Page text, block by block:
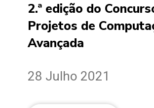
2.ª edição do
Projetos de
Avançada
28 Julho 2021